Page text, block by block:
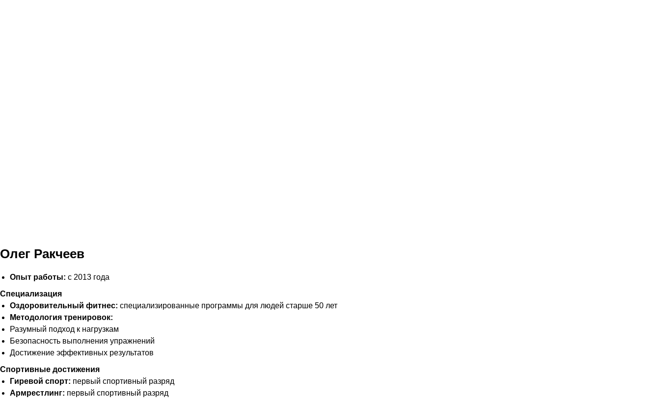
Олег Ракчеев
Опыт работы: с 2013 года
Специализация
Оздоровительный фитнес: специализированные программы для людей старше 50 лет
Методология тренировок:
Разумный подход к нагрузкам
Безопасность выполнения упражнений
Достижение эффективных результатов
Спортивные достижения
Гиревой спорт: первый спортивный разряд
Армрестлинг: первый спортивный разряд